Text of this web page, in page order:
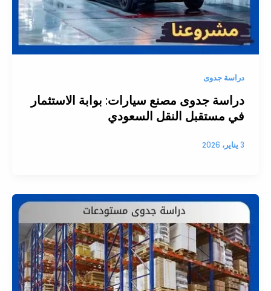
دراسة جدوى
دراسة جدوى مصنع سيارات: بوابة الاستثمار
في مستقبل النقل السعودي
3 يناير، 2026